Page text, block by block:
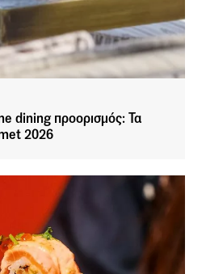
dining προορισμός: Τα
2026